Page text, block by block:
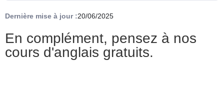
Dernière mise à jour :20/06/2025
En complément, pensez à nos
cours d'anglais gratuits.